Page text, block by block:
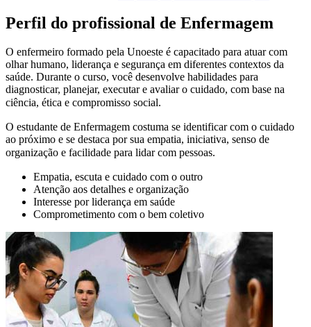
Perfil do profissional de Enfermagem
O enfermeiro formado pela Unoeste é capacitado para atuar com
olhar humano, liderança e segurança em diferentes contextos da
saúde. Durante o curso, você desenvolve habilidades para
diagnosticar, planejar, executar e avaliar o cuidado, com base na
ciência, ética e compromisso social.
O estudante de Enfermagem costuma se identificar com o cuidado
ao próximo e se destaca por sua empatia, iniciativa, senso de
organização e facilidade para lidar com pessoas.
Empatia, escuta e cuidado com o outro
Atenção aos detalhes e organização
Interesse por liderança em saúde
Comprometimento com o bem coletivo